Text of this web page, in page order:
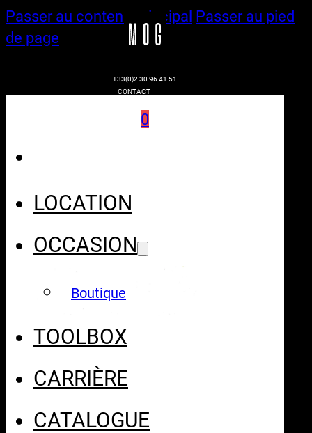
Passer au contenu principal Passer au pied
de page
+33(0)2 30 96 41 51
CONTACT
0
LOCATION
OCCASION
Boutique
TOOLBOX
CARRIÈRE
CATALOGUE